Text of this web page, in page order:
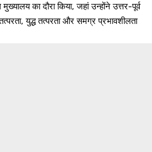
का दौरा किया, जहां उन्होंने उत्तर-पूर्व
युद्ध तत्परता और समग्र प्रभावशीलता